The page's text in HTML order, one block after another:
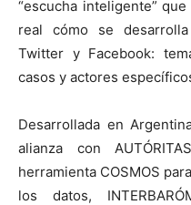
“escucha inteligente”
real cómo se
Twitter y Facebook:
casos y actores
Desarrollada en
alianza con
herramienta COSMOS
los datos,